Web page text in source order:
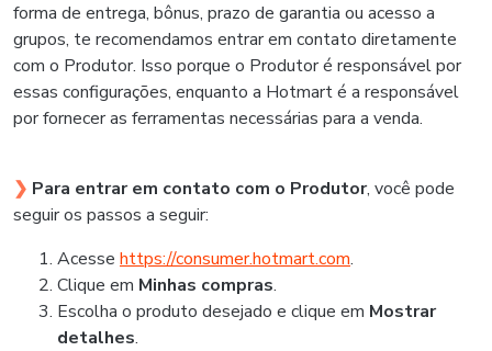
forma de entrega, bônus, prazo de garantia ou acesso a
grupos, te recomendamos entrar em contato diretamente
com o Produtor. Isso porque o Produtor é responsável por
essas configurações, enquanto a Hotmart é a responsável
por fornecer as ferramentas necessárias para a venda.
❯ Para entrar em contato com o Produtor, você pode
seguir os passos a seguir:
Acesse https://consumer.hotmart.com.
Clique em Minhas compras.
Escolha o produto desejado e clique em Mostrar
detalhes.